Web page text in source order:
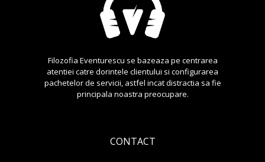
Filozofia Eventurescu se bazeaza pe centrarea
atentiei catre dorintele clientului si configurarea
pachetelor de servicii, astfel incat distractia sa fie
principala noastra preocupare.
CONTACT